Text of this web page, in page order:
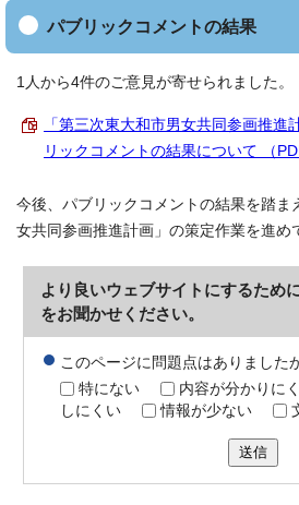
パブリックコメントの結果
1人から4件のご意見が寄せられました。
「第三次東大和市男女共同参画推進
リックコメントの結果について （
今後、パブリックコメントの結果を踏ま
女共同参画推進計画」の策定作業を進め
より良いウェブサイトにするため
をお聞かせください。
このページに問題点はありました
特にない
内容が分かりに
しにくい
情報が少ない
送信